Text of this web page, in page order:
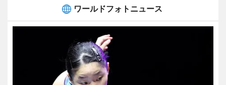
ワールドフォトニュース